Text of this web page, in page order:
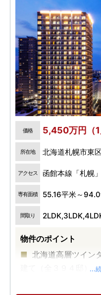
価格 5,450万円（1
所在地 北海道札幌市東
アクセス 函館本線「札幌
専有面積 55.16平米～
間取り
物件のポイント
北海道高層ツイン
建て（全３９４邸）
大規模複合開発
...